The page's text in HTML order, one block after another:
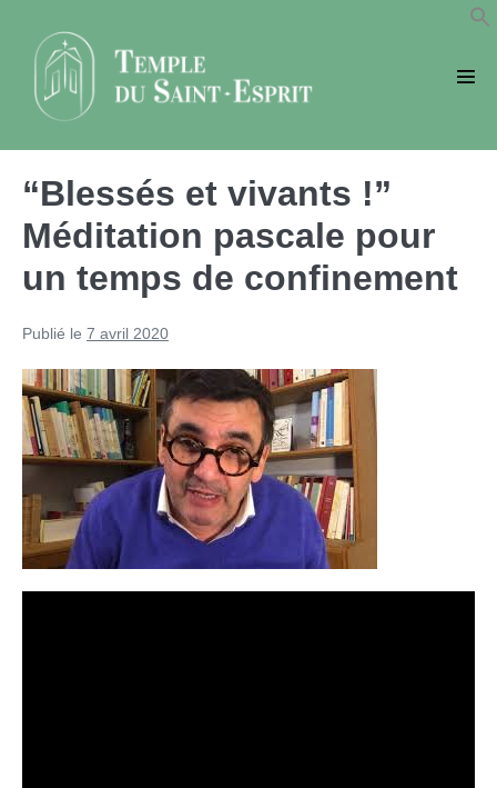
contenu
“Blessés et vivants !”
Méditation pascale pour
un temps de confinement
Publié le 7 avril 2020